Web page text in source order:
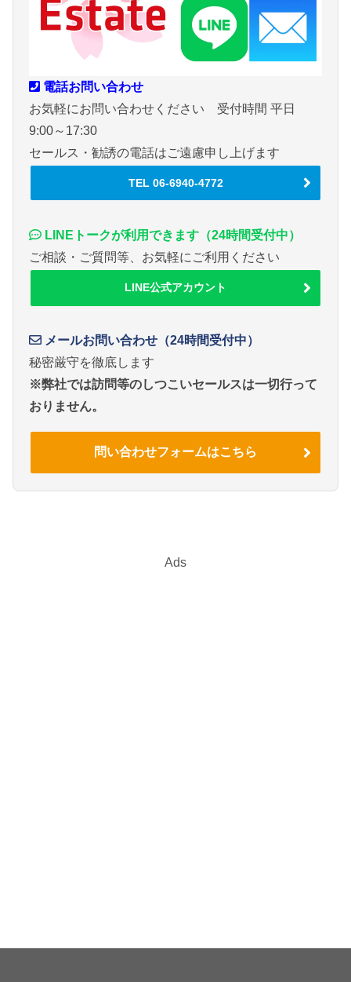
電話お問い合わせ
お気軽にお問い合わせください 受付時間 平日
9:00～17:30
セールス・勧誘の電話はご遠慮申し上げます
TEL 06-6940-4772
LINEトークが利用できます（24時間受付中）
ご相談・ご質問等、お気軽にご利用ください
LINE公式アカウント
メールお問い合わせ（24時間受付中）
秘密厳守を徹底します
※弊社では訪問等のしつこいセールスは一切行って
おりません。
問い合わせフォームはこちら
Ads